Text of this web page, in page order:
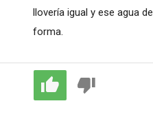
llovería igual y ese agua
forma.